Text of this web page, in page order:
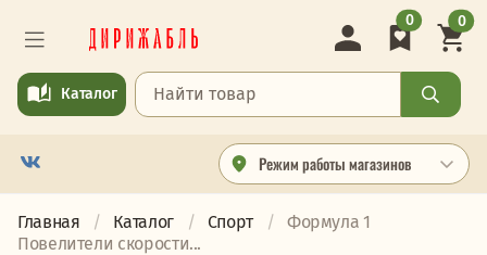
Режим работы магазинов
Каталог
0 0
Главная Каталог Спорт
Формула 1
Повелители скорости...